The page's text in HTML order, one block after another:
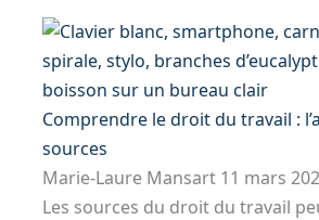
Comprendre le droit du travail :
sources
Marie-Laure Mansart 11 mars
Les sources du droit du travail